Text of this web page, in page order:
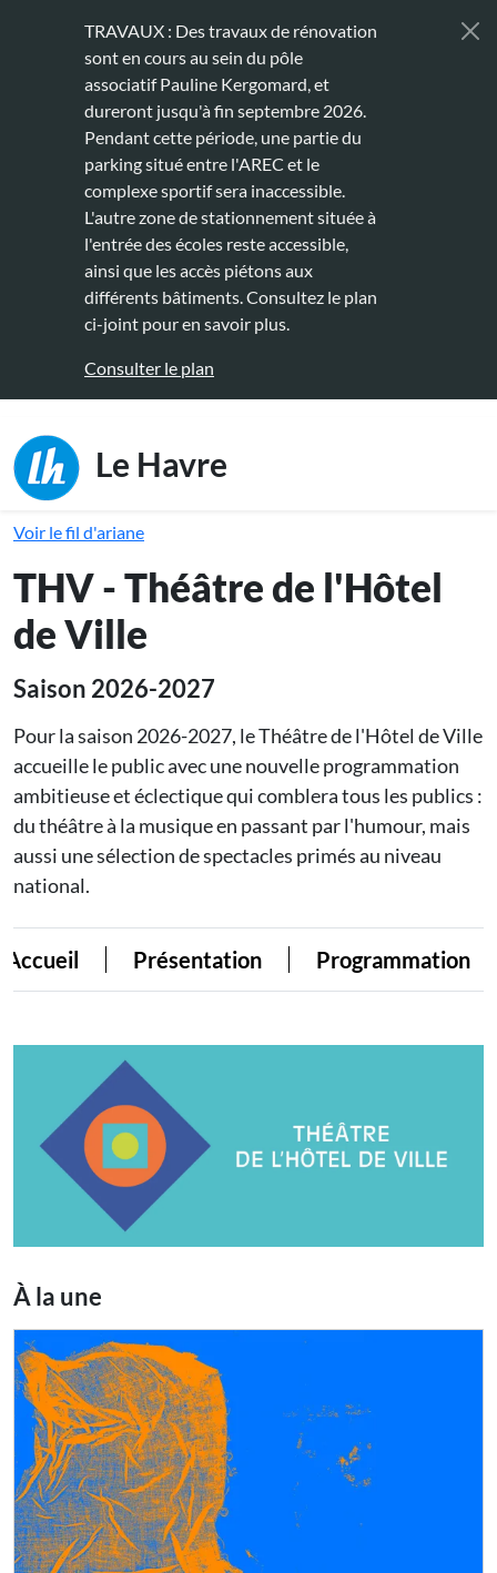
TRAVAUX : Des travaux de rénovation
sont en cours au sein du pôle
associatif Pauline Kergomard, et
dureront jusqu'à fin septembre 2026.
Pendant cette période, une partie du
parking situé entre l'AREC et le
complexe sportif sera inaccessible.
L'autre zone de stationnement située à
l'entrée des écoles reste accessible,
ainsi que les accès piétons aux
différents bâtiments. Consultez le plan
ci-joint pour en savoir plus.
Consulter le plan
Le Havre
Voir le fil d'ariane
THV - Théâtre de l'Hôtel
de Ville
Saison 2026-2027
Pour la saison 2026-2027, le Théâtre de l'Hôtel de Ville
accueille le public avec une nouvelle programmation
ambitieuse et éclectique qui comblera tous les publics :
du théâtre à la musique en passant par l'humour, mais
aussi une sélection de spectacles primés au niveau
national.
Accueil Présentation Programmation
À la une